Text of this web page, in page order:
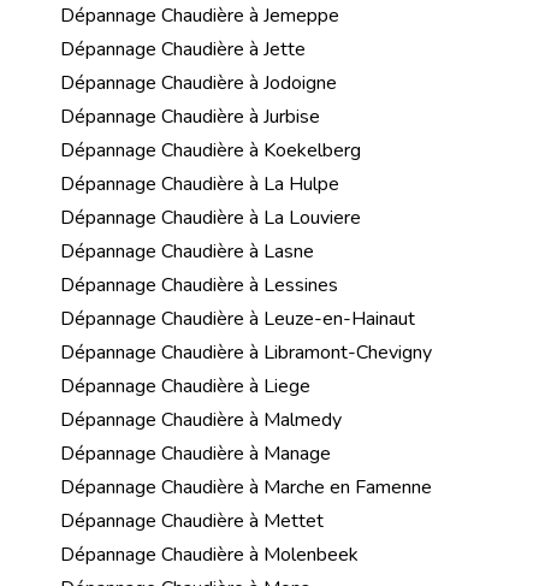
Dépannage Chaudière à Jemeppe
Dépannage Chaudière à Jette
Dépannage Chaudière à Jodoigne
Dépannage Chaudière à Jurbise
Dépannage Chaudière à Koekelberg
Dépannage Chaudière à La Hulpe
Dépannage Chaudière à La Louviere
Dépannage Chaudière à Lasne
Dépannage Chaudière à Lessines
Dépannage Chaudière à Leuze-en-Hainaut
Dépannage Chaudière à Libramont-Chevigny
Dépannage Chaudière à Liege
Dépannage Chaudière à Malmedy
Dépannage Chaudière à Manage
Dépannage Chaudière à Marche en Famenne
Dépannage Chaudière à Mettet
Dépannage Chaudière à Molenbeek